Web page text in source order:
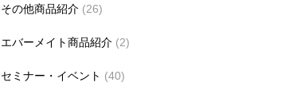
その他商品紹介 (26)
エバーメイト商品紹介 (2)
セミナー・イベント (40)